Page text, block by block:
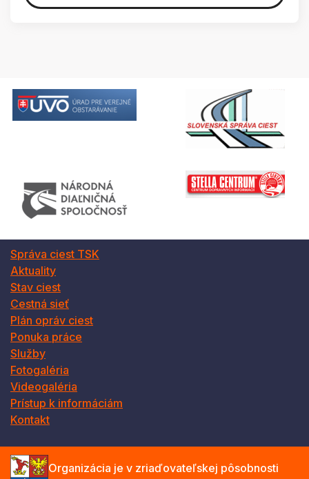
Správa ciest TSK
Aktuality
Stav ciest
Cestná sieť
Plán opráv ciest
Ponuka práce
Služby
Fotogaléria
Videogaléria
Prístup k informáciám
Kontakt
Organizácia je v zriaďovateľskej pôsobnosti